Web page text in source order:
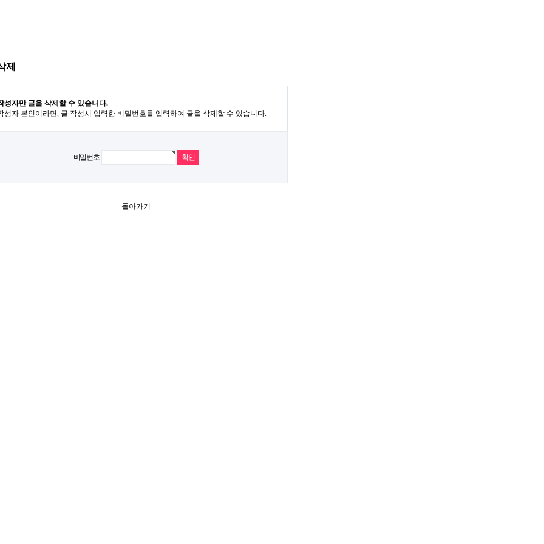
제
성자만 글을 삭제할 수 있습니다.
성자 본인이라면, 글 작성시 입력한 비밀번호를 입력하여 글을 삭제할 수 있습니다.
비밀번호
돌아가기